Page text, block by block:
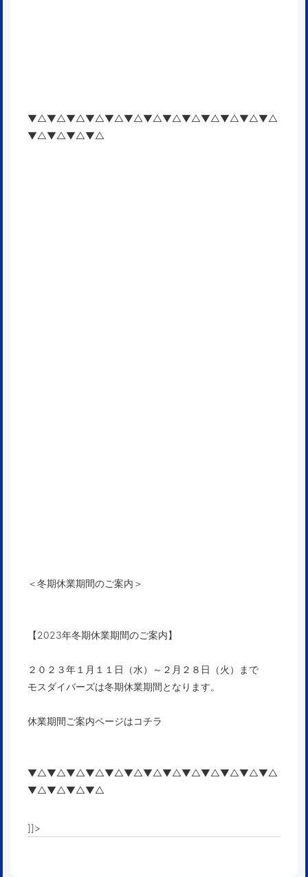
▼△▼△▼△▼△▼△▼△▼△▼△▼△▼△▼△▼△▼△
▼△▼△▼△▼△
＜冬期休業期間のご案内＞
【2023年冬期休業期間のご案内】
２０２３年１月１１日（水）～２月２８日（火）まで
モスダイバーズは冬期休業期間となります。
休業期間ご案内ページはコチラ
▼△▼△▼△▼△▼△▼△▼△▼△▼△▼△▼△▼△▼△
▼△▼△▼△▼△
]]>